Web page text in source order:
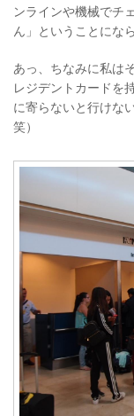
ンラインや機械でチ
ん」ということにな
あっ、ちなみに私は
レジデントカードを
に寄らないと行けな
笑）